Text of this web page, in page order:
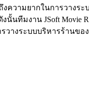
งความยากในการวางร
นทีมงาน JSoft Movie
างระบบบริหารร้านของ